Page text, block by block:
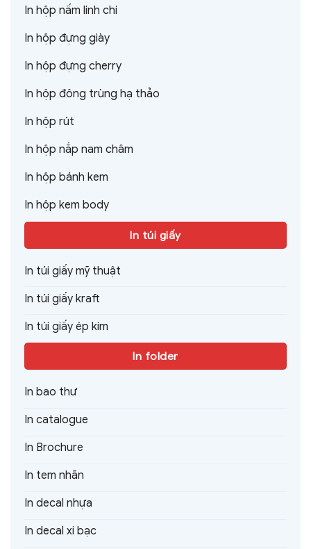
In hộp nấm linh chi
In hộp đựng giày
In hộp đựng cherry
In hộp đông trùng hạ thảo
In hộp rút
In hộp nắp nam châm
In hộp bánh kem
In hộp kem body
In túi giấy
In túi giấy mỹ thuật
In túi giấy kraft
In túi giấy ép kim
In folder
In bao thư
In catalogue
In Brochure
In tem nhãn
In decal nhựa
In decal xi bạc